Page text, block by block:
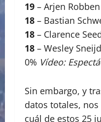
19 – Arjen
18 – Bastian
18 – Clarence
18 – Wesley
0% Vídeo:
Sin embargo, y
datos totales,
cuál de estos 25